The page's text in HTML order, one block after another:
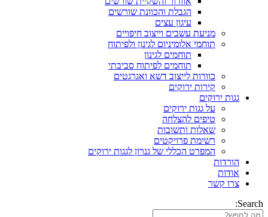
הגבלת והכוונת שורשים
עיגון עצים
מניעת עשבים וייצוב חיפויים
תוחמי אלומיניום לגינון ולפיתוח
תוחמים לגינון
תוחמים לפיתוח סביבתי
כוורות לייצוב דשא ואגרגטים
קירות ירוקים
גגות ירוקים
על גגות ירוקים
טיפים להצלחה
שאלות ותשובות
רשימת פרויקטים
המפרט הכללי של גנרון לגגות ירוקים
הורדות
אודות
צרו קשר
Search: